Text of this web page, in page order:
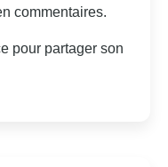
commentaires.
pour partager son